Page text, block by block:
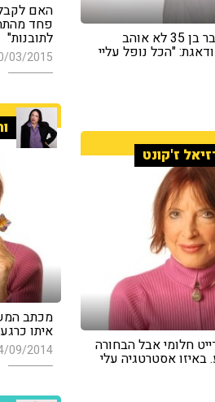
האם
פחד
לתובנות"
03/2015
מה עושים כשגבר בן 35 לא אוהב
"הכל נופל עליי
מכתב
איתו
09/2014
ז'קונט
חלומי אבל הבחורה
אסטרטגיה עלי